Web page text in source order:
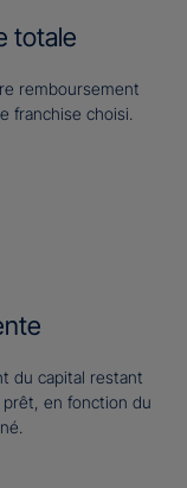
totale
remboursement
franchise choisi.
du capital restant
en fonction du